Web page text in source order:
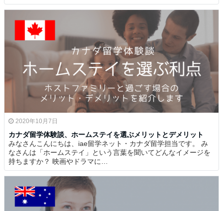
2020年10月7日
カナダ留学体験談、ホームステイを選ぶメリットとデメリット
みなさんこんにちは、iae留学ネット・カナダ留学担当です。 み
なさんは「ホームステイ」という言葉を聞いてどんなイメージを
持ちますか？ 映画やドラマに…